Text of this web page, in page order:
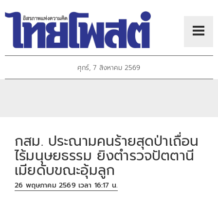
ศุกร์, 7 สิงหาคม 2569
กสม. ประณามคนร้ายสุดป่าเถื่อน
ไร้มนุษยธรรม ยิงตำรวจปัตตานี
เมียดับขณะอุ้มลูก
26 พฤษภาคม 2569 เวลา 16:17 น.